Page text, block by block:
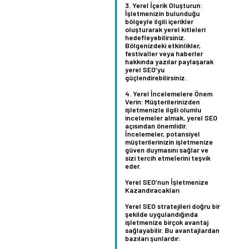
Yerel İçerik Oluşturun:
İşletmenizin bulunduğu
bölgeyle ilgili içerikler
oluşturarak yerel kitleleri
hedefleyebilirsiniz.
Bölgenizdeki etkinlikler,
festivaller veya haberler
hakkında yazılar paylaşarak
yerel SEO’yu
güçlendirebilirsiniz.
Yerel İncelemelere Önem
Verin: Müşterilerinizden
işletmenizle ilgili olumlu
incelemeler almak, yerel SEO
açısından önemlidir.
İncelemeler, potansiyel
müşterilerinizin işletmenize
güven duymasını sağlar ve
sizi tercih etmelerini teşvik
eder.
Yerel SEO’nun İşletmenize
Kazandıracakları
Yerel SEO stratejileri doğru bir
şekilde uygulandığında
işletmenize birçok avantaj
sağlayabilir. Bu avantajlardan
bazıları şunlardır: